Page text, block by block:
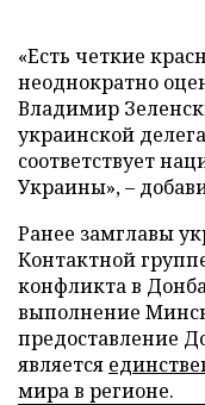
«Есть четкие
неоднократно
Владимир
украинской
соответствует
Украины», –
Ранее замглавы
Контактной
конфликта в
выполнение
предоставление
является
мира в регионе.